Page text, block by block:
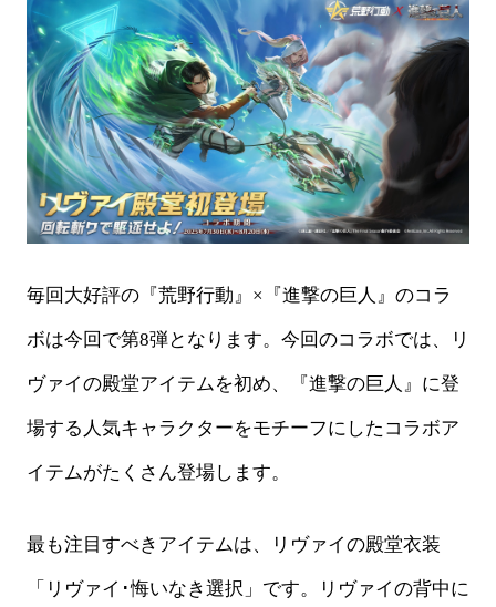
毎回大好評の『荒野行動』×『進撃の巨人』のコラ
ボは今回で第8弾となります。今回のコラボでは、リ
ヴァイの殿堂アイテムを初め、『進撃の巨人』に登
場する人気キャラクターをモチーフにしたコラボア
イテムがたくさん登場します。
最も注目すべきアイテムは、リヴァイの殿堂衣装
「リヴァイ･悔いなき選択」です。リヴァイの背中に